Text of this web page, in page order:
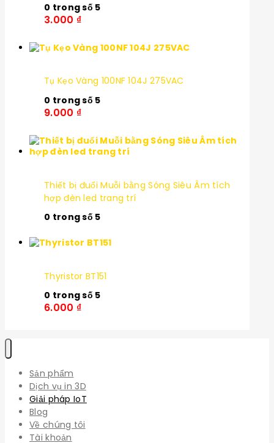
0 trong số 5
3.000 ₫
Tụ Kẹo Vàng 100NF 104J 275VAC
0 trong số 5
9.000 ₫
Thiết bị đuổi Muỗi bằng Sóng Siêu Âm tích
hợp đèn led trang trí
0 trong số 5
Thyristor BT151
0 trong số 5
6.000 ₫
Sản phẩm
Dịch vụ in 3D
Giải pháp IoT
Blog
Về chúng tôi
Tài khoản